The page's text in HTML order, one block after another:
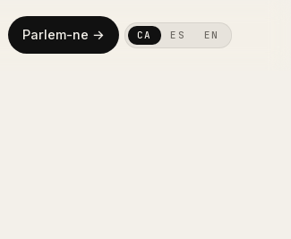
Parlem-ne → CA ES EN